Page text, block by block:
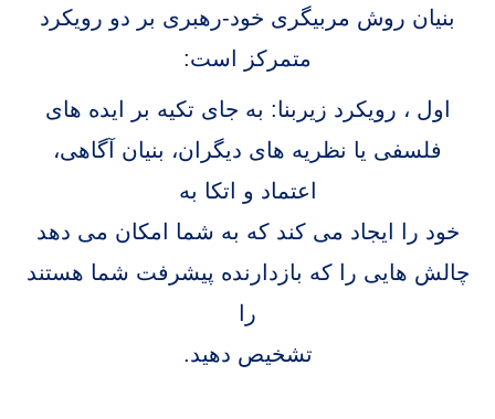
بنیان روش مربیگری خود-رهبری بر دو رویکرد
متمرکز است:
اول ، رویکرد زیربنا: به جای تکیه بر ایده های
فلسفی یا نظریه های دیگران، بنیان آگاهی،
اعتماد و اتکا به
خود را ایجاد می کند که به شما امکان می دهد
چالش هایی را که بازدارنده پیشرفت شما هستند
را
تشخیص دهید.